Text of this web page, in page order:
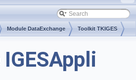
Module DataExchange Toolkit TKIGES
IGESAppli